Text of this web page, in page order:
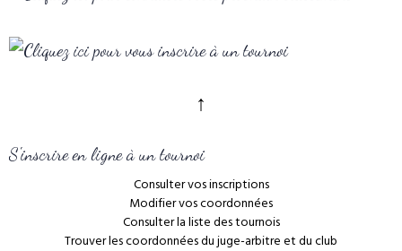
↑
S'inscrire en ligne à un tournoi
Consulter vos inscriptions
Modifier vos coordonnées
Consulter la liste des tournois
Trouver les coordonnées du juge-arbitre et du club